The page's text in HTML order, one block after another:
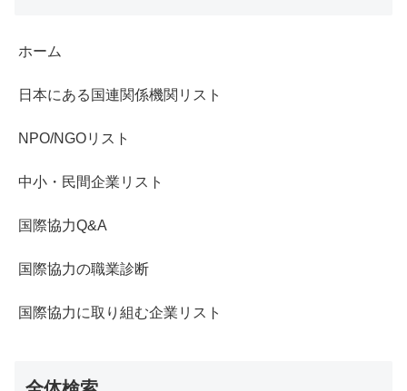
ホーム
日本にある国連関係機関リスト
NPO/NGOリスト
中小・民間企業リスト
国際協力Q&A
国際協力の職業診断
国際協力に取り組む企業リスト